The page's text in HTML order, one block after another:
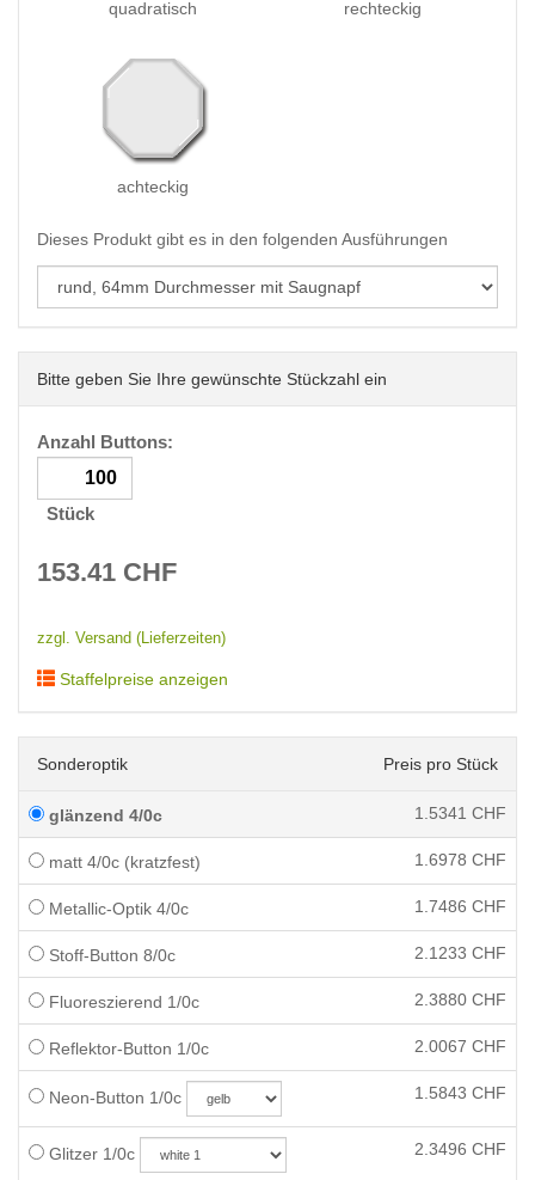
quadratisch rechteckig
achteckig
Dieses Produkt gibt es in den folgenden Ausführungen
Bitte geben Sie Ihre gewünschte Stückzahl ein
Anzahl Buttons:
Stück
153.41 CHF
zzgl. Versand (Lieferzeiten)
Staffelpreise anzeigen
Sonderoptik Preis pro Stück
glänzend 4/0c 1.5341 CHF
matt 4/0c (kratzfest) 1.6978 CHF
Metallic-Optik 4/0c 1.7486 CHF
Stoff-Button 8/0c 2.1233 CHF
Fluoreszierend 1/0c 2.3880 CHF
Reflektor-Button 1/0c 2.0067 CHF
Neon-Button 1/0c 1.5843 CHF
Glitzer 1/0c 2.3496 CHF